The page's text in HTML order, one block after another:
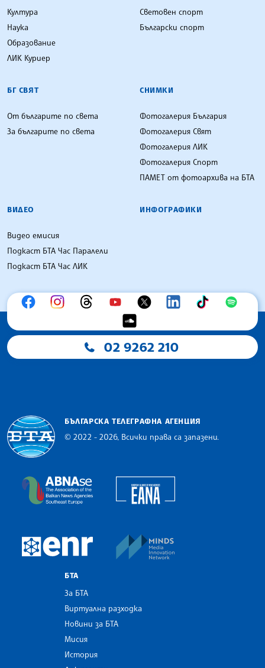
Култура
Наука
Образование
ЛИК Куриер
Световен спорт
Български спорт
БГ СВЯТ
От българите по света
За българите по света
СНИМКИ
Фотогалерия България
Фотогалерия Свят
Фотогалерия ЛИК
Фотогалерия Спорт
ПАМЕТ от фотоархива на БТА
ВИДЕО
Видео емисия
Подкаст БТА Час Паралели
Подкаст БТА Час ЛИК
ИНФОГРАФИКИ
02 9262 210
БЪЛГАРСКА ТЕЛЕГРАФНА АГЕНЦИЯ
© 2022 - 2026, Всички права са запазени.
The Assocoation of the Balkan News Agencies
European Newsroom
БТА
За БТА
Виртуална разходка
Новини за БТА
Мисия
История